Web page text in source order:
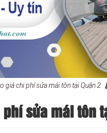
giá chi phí sửa mái tôn tại Quận 2
sửa mái tôn